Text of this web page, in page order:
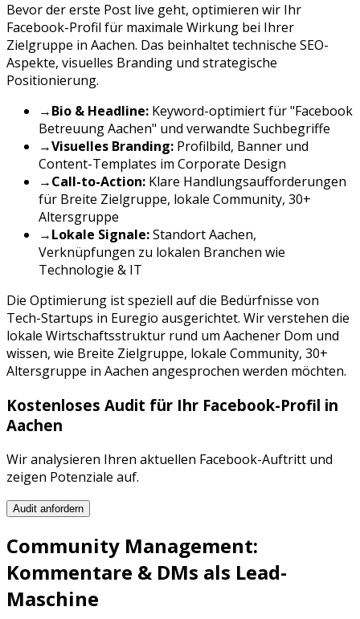
Bevor der erste Post live geht, optimieren wir Ihr
Facebook-Profil für maximale Wirkung bei Ihrer
Zielgruppe in Aachen. Das beinhaltet technische SEO-
Aspekte, visuelles Branding und strategische
Positionierung.
→Bio & Headline: Keyword-optimiert für "Facebook
BetreuungAachen" und verwandte Suchbegriffe
→Visuelles Branding: Profilbild, Banner und
Content-Templates im Corporate Design
→Call-to-Action: Klare Handlungsaufforderungen
für Breite Zielgruppe, lokale Community, 30+
Altersgruppe
→Lokale Signale:StandortAachen,
Verknüpfungen zu lokalen Branchen wie
Technologie & IT
Die Optimierung ist speziell auf die Bedürfnisse von
Tech-Startups in Euregio ausgerichtet. Wir verstehen die
lokale Wirtschaftsstruktur rund um Aachener Dom und
wissen, wie Breite Zielgruppe, lokale Community, 30+
Altersgruppe in Aachen angesprochen werden möchten.
Kostenloses Audit für Ihr Facebook-Profil in
Aachen
Wir analysieren Ihren aktuellen Facebook-Auftritt und
zeigen Potenziale auf.
Audit anfordern
Community Management:
Kommentare & DMs als Lead-
Maschine